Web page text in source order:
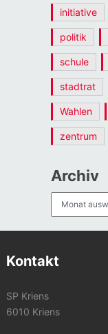
initiative
politik
schule
stadtrat
Wahlen
zentrum
Archiv
Kontakt
SP Kriens
6010 Kriens